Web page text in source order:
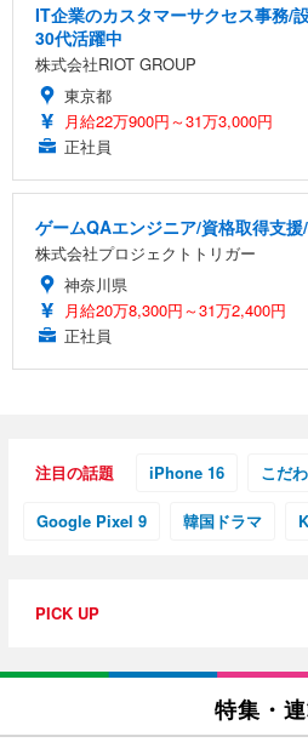
IT企業のカスタマーサクセス事務/
30代活躍中
株式会社RIOT GROUP
東京都
月給22万900円～31万3,000円
正社員
ゲームQAエンジニア/資格取得支
株式会社プロジェクトトリガー
神奈川県
月給20万8,300円～31万2,400円
正社員
注目の話題 iPhone 16 こだ
Google Pixel 9 韓国ドラマ
PICK UP
特集・